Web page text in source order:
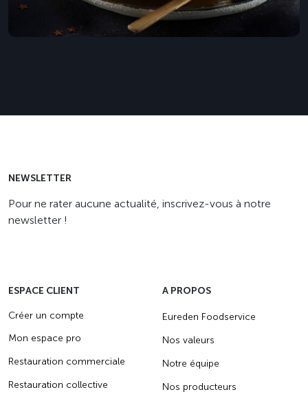
NEWSLETTER
Pour ne rater aucune actualité, inscrivez-vous à notre
newsletter !
ESPACE CLIENT
Créer un compte
Mon espace pro
Restauration commerciale
Restauration collective
A PROPOS
Eureden Foodservice
Nos valeurs
Notre équipe
Nos producteurs